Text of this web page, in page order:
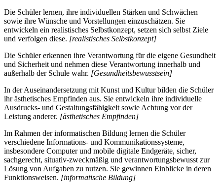
Die Schüler lernen, ihre individuellen Stärken und Schwächen
sowie ihre Wünsche und Vorstellungen einzuschätzen. Sie
entwickeln ein realistisches Selbstkonzept, setzen sich selbst Ziele
und verfolgen diese. [realistisches Selbstkonzept]
Die Schüler erkennen ihre Verantwortung für die eigene Gesundheit
und Sicherheit und nehmen diese Verantwortung innerhalb und
außerhalb der Schule wahr. [Gesundheitsbewusstsein]
In der Auseinandersetzung mit Kunst und Kultur bilden die Schüler
ihr ästhetisches Empfinden aus. Sie entwickeln ihre individuelle
Ausdrucks- und Gestaltungsfähigkeit sowie Achtung vor der
Leistung anderer. [ästhetisches Empfinden]
Im Rahmen der informatischen Bildung lernen die Schüler
verschiedene Informations- und Kommunikationssysteme,
insbesondere Computer und mobile digitale Endgeräte, sicher,
sachgerecht, situativ-zweckmäßig und verantwortungsbewusst zur
Lösung von Aufgaben zu nutzen. Sie gewinnen Einblicke in deren
Funktionsweisen. [informatische Bildung]